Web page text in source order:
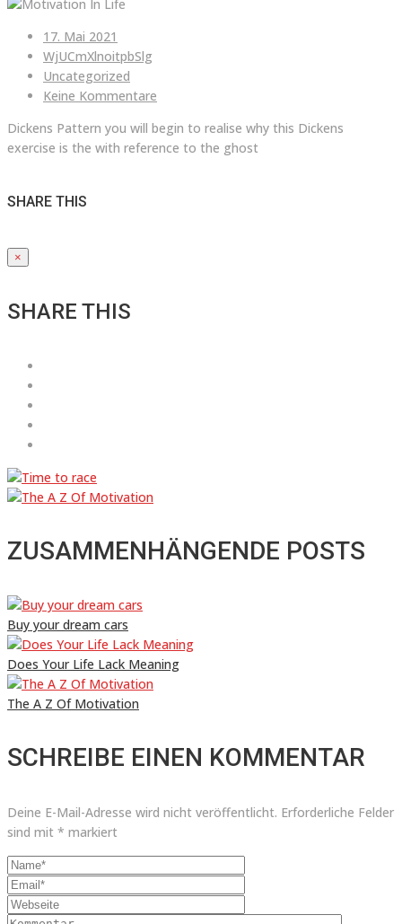
17. Mai 2021
WjUCmXlnoitpbSlg
Uncategorized
Keine Kommentare
Dickens Pattern you will begin to realise why this Dickens
exercise is the with reference to the ghost
SHARE THIS
×
SHARE THIS
ZUSAMMENHÄNGENDE POSTS
Buy your dream cars
Does Your Life Lack Meaning
The A Z Of Motivation
SCHREIBE EINEN KOMMENTAR
Deine E-Mail-Adresse wird nicht veröffentlicht. Erforderliche Felder
sind mit * markiert